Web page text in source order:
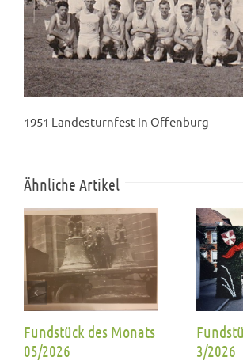
1951 Landesturnfest in Offenburg
Ähnliche Artikel
Fundstück des Monats
05/2026
3/2026